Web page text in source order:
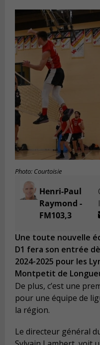
Photo: Courtoisie
Henri-Paul
Raymond -
FM103,3
Une toute nouvelle
D1 fera son entrée
2024-2025 pour les
Montpetit de
De plus, c’est une
pour une équipe de
la région.
Le directeur général